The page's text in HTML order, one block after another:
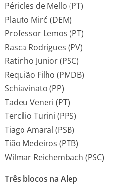
Péricles de Mello (PT)
Plauto Miró (DEM)
Professor Lemos (PT)
Rasca Rodrigues (PV)
Ratinho Junior (PSC)
Requião Filho (PMDB)
Schiavinato (PP)
Tadeu Veneri (PT)
Tercílio Turini (PPS)
Tiago Amaral (PSB)
Tião Medeiros (PTB)
Wilmar Reichembach (PSC)
Três blocos na Alep